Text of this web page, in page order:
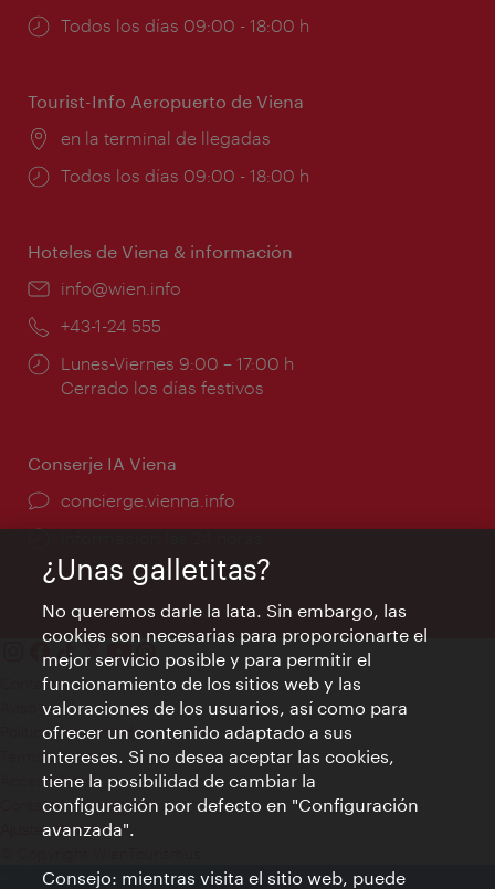
Horarios
Todos los días 09:00 - 18:00 h
Tourist-Info Aeropuerto de Viena
Lugar:
en la terminal de llegadas
Horarios
Todos los días 09:00 - 18:00 h
Hoteles de Viena & información
e-
info@wien.info
Teléfono:
+43-1-24 555
Horarios
de
Lunes-Viernes 9:00 – 17:00 h
Cerrado los días festivos
Conserje IA Viena
concierge.vienna.info
Contacto
Aviso legal
Política de privacidad de datos
Terms of Use
Accesibilidad
Contacto para la prensa
Ajustes de cookie
¿Unas galletitas?
No queremos darle la lata. Sin embargo, las
cookies son necesarias para proporcionarte el
mejor servicio posible y para permitir el
funcionamiento de los sitios web y las
valoraciones de los usuarios, así como para
ofrecer un contenido adaptado a sus
intereses. Si no desea aceptar las cookies,
tiene la posibilidad de cambiar la
configuración por defecto en "Configuración
avanzada".
Consejo: mientras visita el sitio web, puede